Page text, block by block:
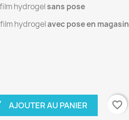
hydrogelsans pose
hydrogelavec pose en magasin
AJOUTER AU PANIER favorite_border